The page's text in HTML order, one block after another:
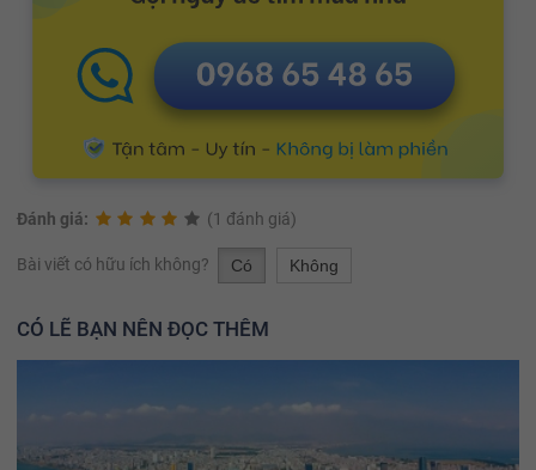
Đánh giá: (1 đánh giá)
Bài viết có hữu ích không? Có Không
CÓ LẼ BẠN NÊN ĐỌC THÊM